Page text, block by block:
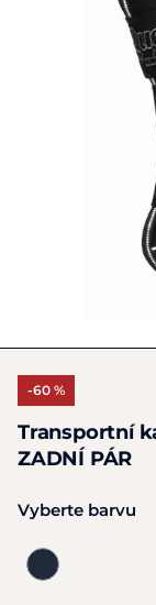
-60 %
Transportní
ZADNÍ PÁR
Vyberte barvu